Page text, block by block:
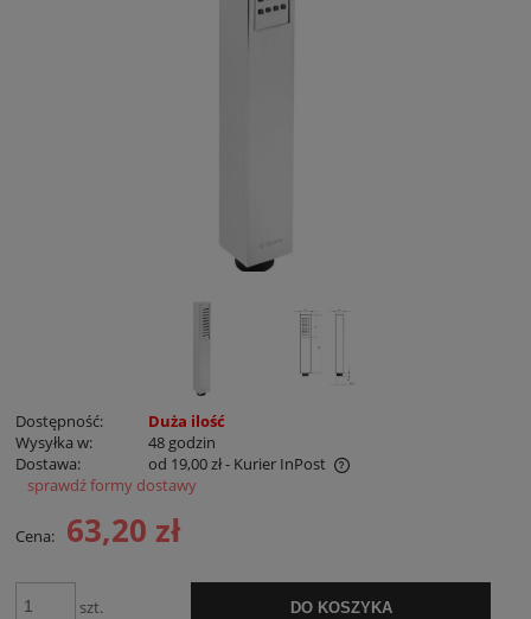
Dostępność:
Duża ilość
Wysyłka w:
48 godzin
Dostawa:
od 19,00 zł- Kurier InPost
Cena nie zawiera ewentualnych kosztów płatności
sprawdź formy dostawy
Cena: 63,20 zł
szt. DO KOSZYKA